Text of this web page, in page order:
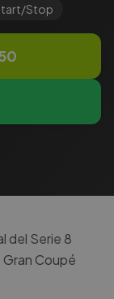
Stop
del Serie 8
Coupé